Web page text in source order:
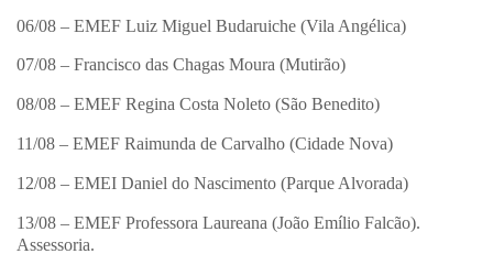
06/08 – EMEF Luiz Miguel Budaruiche (Vila Angélica)
07/08 – Francisco das Chagas Moura (Mutirão)
08/08 – EMEF Regina Costa Noleto (São Benedito)
11/08 – EMEF Raimunda de Carvalho (Cidade Nova)
12/08 – EMEI Daniel do Nascimento (Parque Alvorada)
13/08 – EMEF Professora Laureana (João Emílio Falcão).
Assessoria.